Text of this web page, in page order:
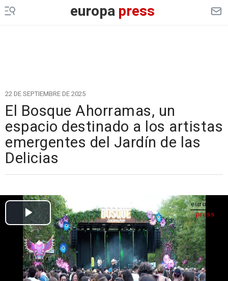
europapress
22 DE SEPTIEMBRE DE 2025
El Bosque Ahorramas, un
espacio destinado a los artistas
emergentes del Jardín de las
Delicias